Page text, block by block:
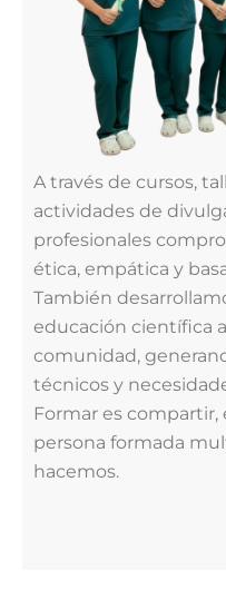
A través de cursos,
actividades de
profesionales
ética, empática y
También
educación científica
comunidad,
técnicos y
Formar es compartir,
persona formada
hacemos.